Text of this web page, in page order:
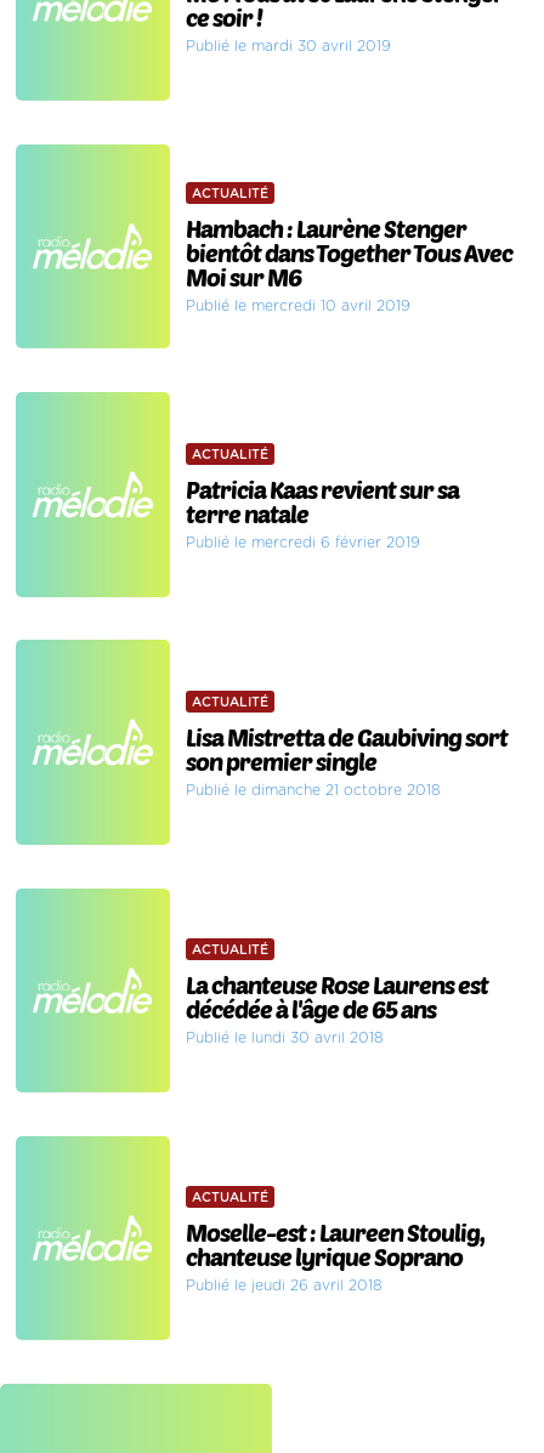
ce soir !
Publié le mardi 30 avril 2019
ACTUALITÉ
Hambach : Laurène Stenger
bientôt dans Together Tous Avec
Moi sur M6
Publié le mercredi 10 avril 2019
ACTUALITÉ
Patricia Kaas revient sur sa
terre natale
Publié le mercredi 6 février 2019
ACTUALITÉ
Lisa Mistretta de Gaubiving sort
son premier single
Publié le dimanche 21 octobre 2018
ACTUALITÉ
La chanteuse Rose Laurens est
décédée à l'âge de 65 ans
Publié le lundi 30 avril 2018
ACTUALITÉ
Moselle-est : Laureen Stoulig,
chanteuse lyrique Soprano
Publié le jeudi 26 avril 2018